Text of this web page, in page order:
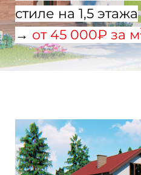
стиле на 1,5 этажа
→ от 45 000₽ за м